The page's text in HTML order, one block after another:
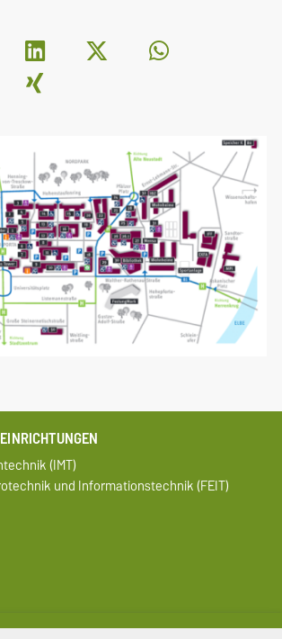
(IMT)
und Informationstechnik (FEIT)